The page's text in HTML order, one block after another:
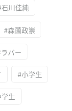
川佳純
#森薗政崇
バー
#小学生
生